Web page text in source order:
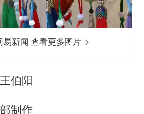
易新闻 查看更多图片
伯阳
制作